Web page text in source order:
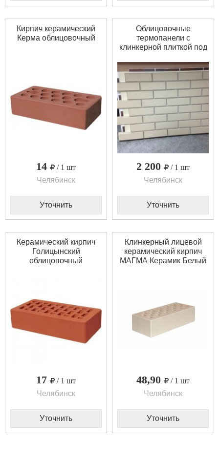
Кирпич керамический
Керма облицовочный
14
/ 1 шт
Челябинск
Уточнить
Облицовочные
термопанели с
клинкерной плиткой под
2 200
/ 1 шт
Челябинск
Уточнить
Керамический кирпич
Голицынский
облицовочный
17
/ 1 шт
Челябинск
Уточнить
Клинкерный лицевой
керамический кирпич
МАГМА Керамик Белый
48,90
/ 1 шт
Челябинск
Уточнить